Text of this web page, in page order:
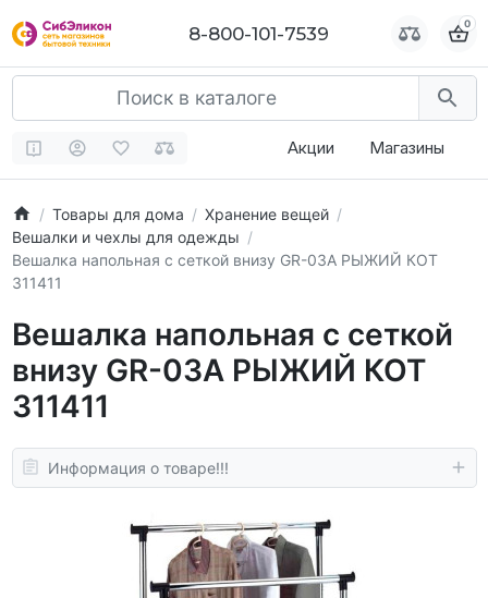
8-800-101-7539 0
Акции Магазины
Товары для дома
Хранение вещей
Вешалки и чехлы для одежды
Вешалка напольная с сеткой внизу GR-03A РЫЖИЙ КОТ
311411
Вешалка напольная с сеткой
внизу GR-03A РЫЖИЙ КОТ
311411
Информация о товаре!!!
8-800-101-7539 0